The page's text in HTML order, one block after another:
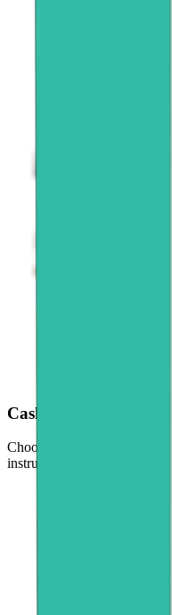
Cash out with ease
Choose your Avalanche,
instructions on your screen